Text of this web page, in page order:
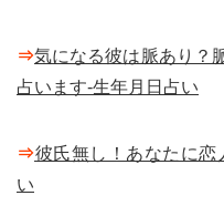
⇒気になる彼は脈あり？
占います-生年月日占い
⇒彼氏無し！あなたに恋
い